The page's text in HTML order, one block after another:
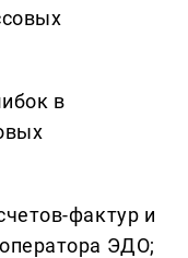
в
фактур и
ЭДО;